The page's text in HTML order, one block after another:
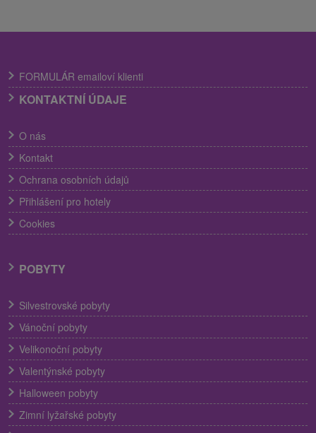
FORMULÁR emailoví klienti
KONTAKTNÍ ÚDAJE
O nás
Kontakt
Ochrana osobních údajů
Přihlášení pro hotely
Cookies
POBYTY
Silvestrovské pobyty
Vánoční pobyty
Velikonoční pobyty
Valentýnské pobyty
Halloween pobyty
Zimní lyžařské pobyty